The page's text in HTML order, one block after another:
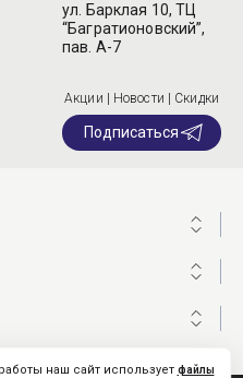
ул. Барклая 10, ТЦ
“Багратионовский”,
пав. А-7
Акции | Новости | Скидки
Подписаться
наш сайт использует файлы